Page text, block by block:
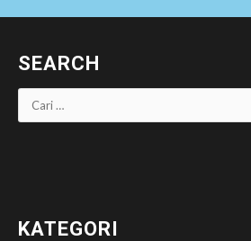
SEARCH
Cari
untuk:
KATEGORI